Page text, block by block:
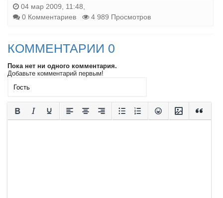
04 мар 2009, 11:48,
0 Комментариев
4 989 Просмотров
КОММЕНТАРИИ 0
Пока нет ни одного комментария.
Добавьте комментарий первым!